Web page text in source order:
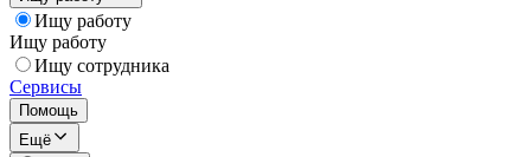
Ищу работу
Ищу работу
Ищу сотрудника
Сервисы
Помощь
Ещё